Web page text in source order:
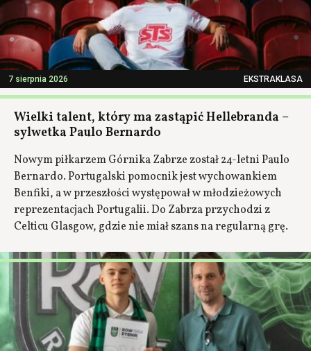
7 sierpnia 2026 EKSTRAKLASA
Wielki talent, który ma zastąpić Hellebranda –
sylwetka Paulo Bernardo
Nowym piłkarzem Górnika Zabrze został 24-letni Paulo
Bernardo. Portugalski pomocnik jest wychowankiem
Benfiki, a w przeszłości występował w młodzieżowych
reprezentacjach Portugalii. Do Zabrza przychodzi z
Celticu Glasgow, gdzie nie miał szans na regularną grę.